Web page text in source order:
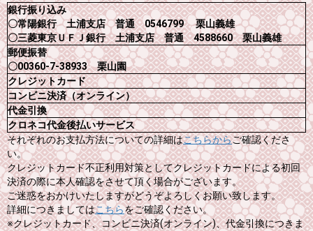
銀行振り込み
〇常陽銀行 土浦支店 普通 0546799 栗山義雄
〇三菱東京ＵＦＪ銀行 土浦支店 普通 4588660 栗山義雄
郵便振替
〇00360-7-38933 栗山園
クレジットカード
コンビニ決済（オンライン）
代金引換
クロネコ代金後払いサービス
それぞれのお支払方法についての詳細はこちらからご確認くださ
い。
クレジットカード不正利用対策としてクレジットカードによる初回
決済の際に本人確認をさせて頂く場合がございます。
ご迷惑をおかけいたしますがどうぞよろしくお願い致します。
詳細につきましてはこちらをご確認ください。
※クレジットカード、コンビニ決済(オンライン)、代金引換につきま